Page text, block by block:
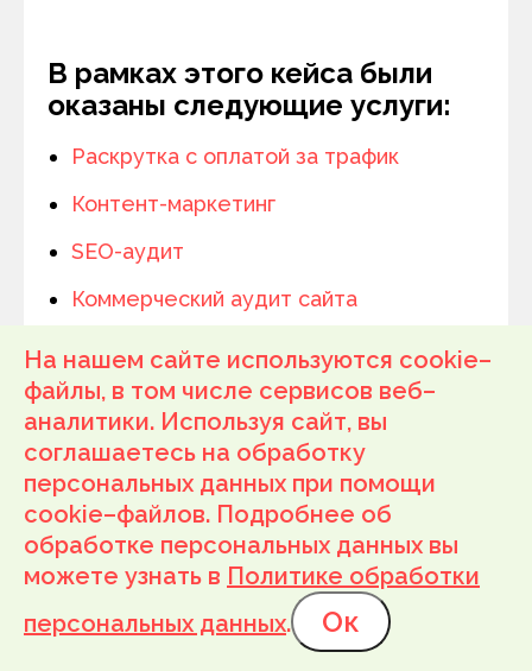
В рамках этого кейса были
оказаны следующие услуги:
Раскрутка с оплатой за трафик
Контент-маркетинг
SEO-аудит
Коммерческий аудит сайта
Сергей
Руководитель отдела оптимизации
Первоисточник
Kokoc Performance Кейсы
Привлечение клиентов
Развлечения, туризм
На нашем сайте используются cookie–
файлы, в том числе сервисов веб–
аналитики. Используя сайт, вы
соглашаетесь на обработку
персональных данных при помощи
cookie–файлов. Подробнее об
обработке персональных данных вы
можете узнать в Политике обработки
персональных данных. Ок